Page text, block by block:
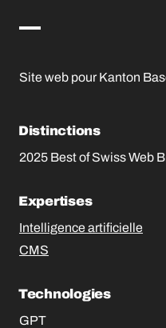
Site web pour Kanton
Distinctions
2025 Best of Swiss Web
Expertises
Intelligence artificielle
CMS
Technologies
GPT